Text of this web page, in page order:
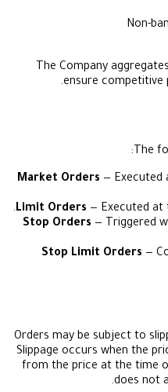
The
Market
Limit Orders—
Stop Orders
Stop
Orders may be
Slippage
from the